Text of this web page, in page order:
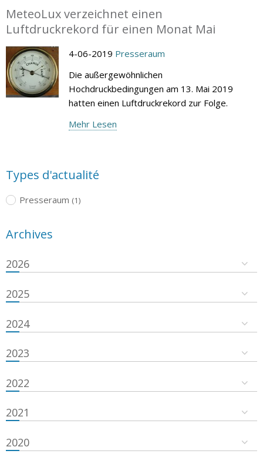
MeteoLux verzeichnet einen
Luftdruckrekord für einen Monat Mai
4-06-2019 Presseraum
Die außergewöhnlichen
Hochdruckbedingungen am 13. Mai 2019
hatten einen Luftdruckrekord zur Folge.
Mehr Lesen
Types d'actualité
Presseraum (1)
Archives
2026
2025
2024
2023
2022
2021
2020